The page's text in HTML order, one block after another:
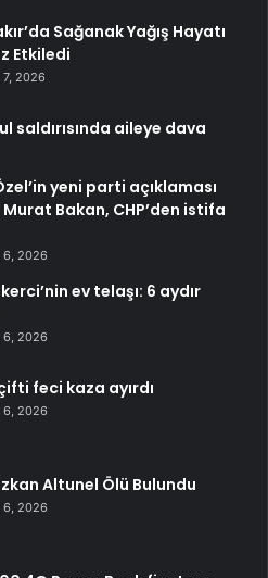
Sağanak Yağış Hayatı
Etkiledi
2026
saldırısında aileye dava
yeni parti açıklaması
Murat Bakan, CHP’den istifa
6, 2026
ev telaşı: 6 aydır
6, 2026
feci kaza ayırdı
6, 2026
Altunel Ölü Bulundu
6, 2026